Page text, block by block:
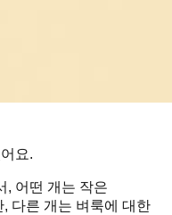
요.
, 어떤 개는 작은
다른 개는 벼룩에 대한